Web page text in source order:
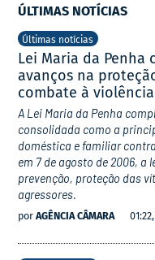
ÚLTIMAS NOTÍCIAS
Últimas notícias
Lei Maria da Penha
avanços na
combate à violência
A Lei Maria da Penha
consolidada como a
doméstica e familiar
em 7 de agosto de 2006, a
prevenção, proteção das
agressores.
por AGÊNCIA CÂMARA